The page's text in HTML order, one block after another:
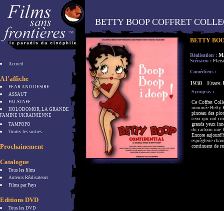
Accueil
A l'affiche
FEAR AND DESIRE
ASSAUT
FALSTAFF
HOLODOMOR, LA GRANDE
FAMINE UKRAINIENNE
TAMPOPO
Toutes les sorties ...
Prochainement
Catalogue
Tous les films
Auteurs Réalisateurs
Films par Pays
Editions DVD
Tous les DVD
BETTY BOOP COFFRET
BETTY
Réalisation :
Scénario :
Comédiens :
1930 -
Synopsis :
Ce Coffret
nommée Betty
pinceau des
ceux qui ont
grands yeux
du cartoon une
Encore
espièglerie
continuent de